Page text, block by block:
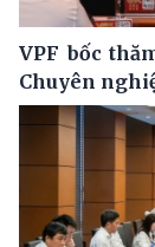
VPF bốc
Chuyên